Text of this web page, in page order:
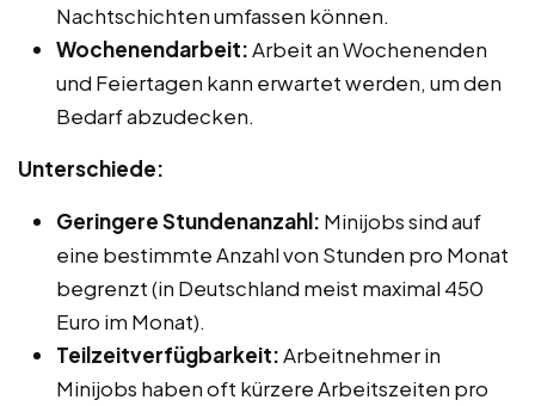
Nachtschichten umfassen können.
Wochenendarbeit:Arbeit an Wochenenden
und Feiertagen kann erwartet werden, um den
Bedarf abzudecken.
Unterschiede:
Geringere Stundenanzahl: Minijobs sind auf
eine bestimmte Anzahl von Stunden pro Monat
begrenzt (in Deutschland meist maximal 450
Euro im Monat).
Teilzeitverfügbarkeit:Arbeitnehmer in
Minijobs haben oft kürzere Arbeitszeiten pro